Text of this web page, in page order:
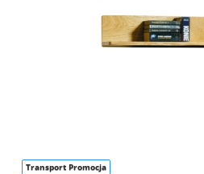
Transport Promocja